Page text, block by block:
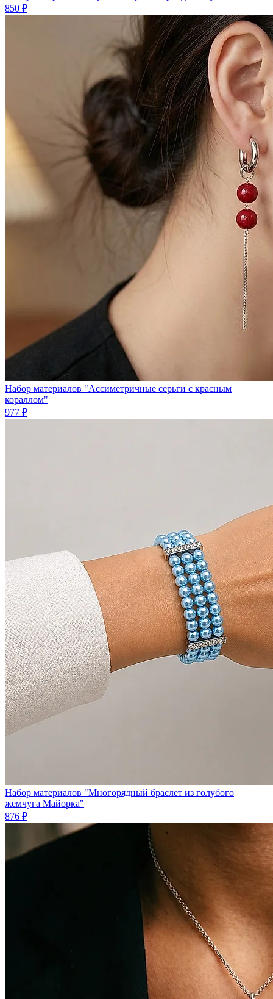
850 ₽
Набор материалов "Ассиметричные серьги с красным
кораллом"
977 ₽
Набор материалов "Многорядный браслет из голубого
жемчуга Майорка"
876 ₽